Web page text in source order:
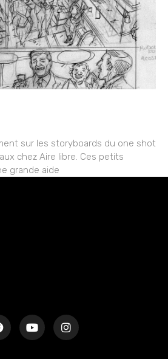
sur les storyboards du one shot
chez Aire libre. Ces petits
grande aide